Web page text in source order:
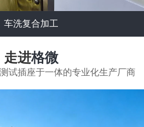
车洗复合加工
走进格微
试插座于一体的专业化生产厂商